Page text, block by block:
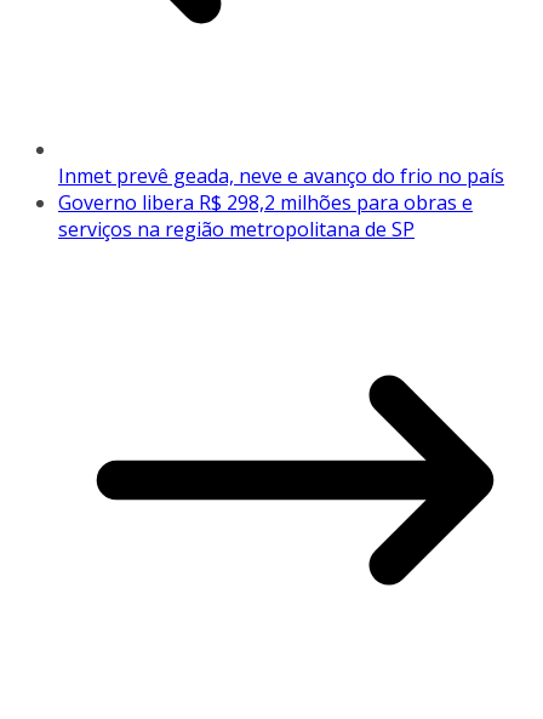
Inmet prevê geada, neve e avanço do frio no país
Governo libera R$ 298,2 milhões para obras e
serviços na região metropolitana de SP